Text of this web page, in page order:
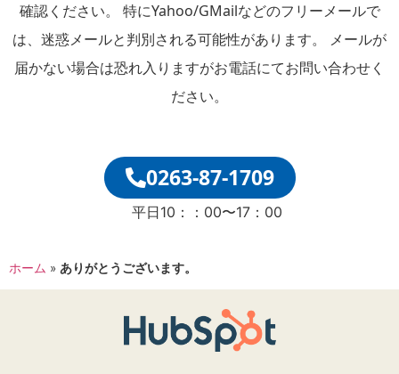
確認ください。 特にYahoo/GMailなどのフリーメールで
は、迷惑メールと判別される可能性があります。 メールが
届かない場合は恐れ入りますがお電話にてお問い合わせく
ださい。
0263-87-1709
平日10：：00〜17：00
ホーム » ありがとうございます。